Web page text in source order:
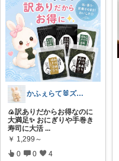
かふぇらて🐰ズボラがいつか整う暮らし
🍙訳ありだからお得なのに
大満足✨ おにぎりや手巻き
寿司に大活 ...
￥ 1,299～
0 0 4